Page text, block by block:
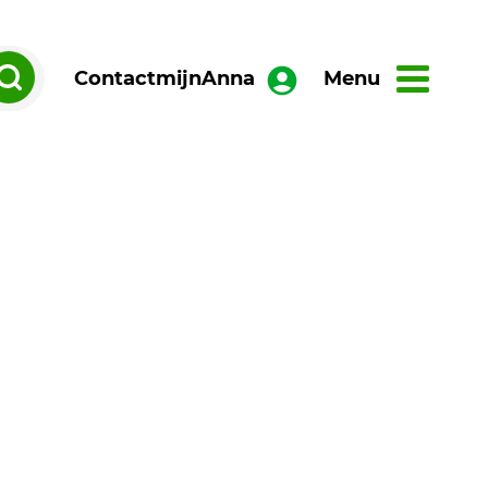
ContactmijnAnna Menu